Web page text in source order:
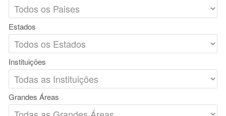
Estados
Instituições
Grandes Áreas